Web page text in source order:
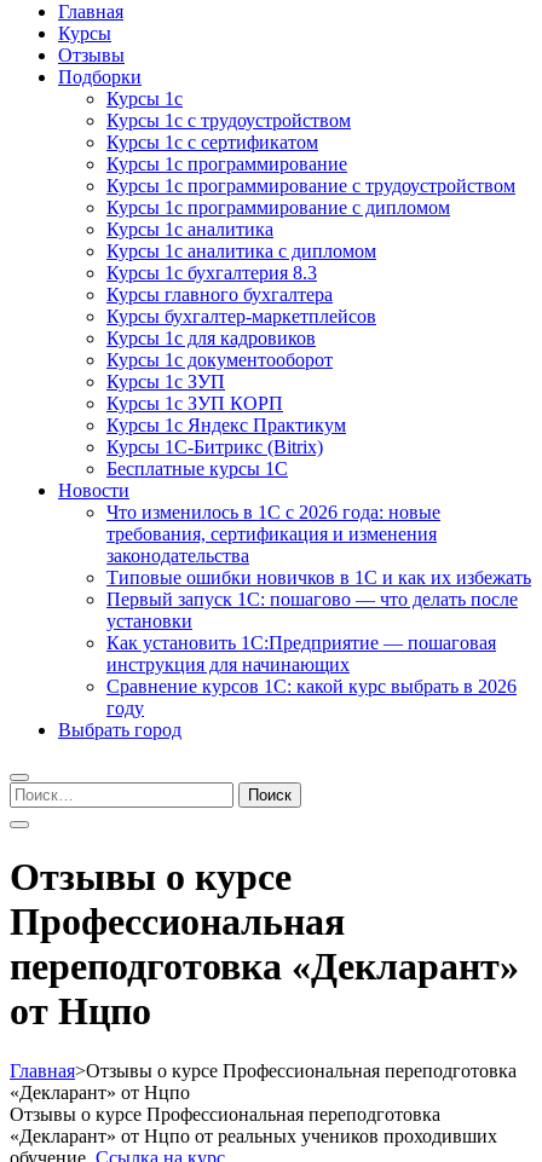
Курсы 1С
Курсы 1С официальная сертификация
Главная
Курсы
Отзывы
Подборки
Курсы 1с
Курсы 1с с трудоустройством
Курсы 1с с сертификатом
Курсы 1с программирование
Курсы 1с программирование с трудоустройством
Курсы 1с программирование с дипломом
Курсы 1с аналитика
Курсы 1с аналитика с дипломом
Курсы 1с бухгалтерия 8.3
Курсы главного бухгалтера
Курсы бухгалтер-маркетплейсов
Курсы 1с для кадровиков
Курсы 1с документооборот
Курсы 1с ЗУП
Курсы 1с ЗУП КОРП
Курсы 1с Яндекс Практикум
Курсы 1С-Битрикс (Bitrix)
Бесплатные курсы 1С
Новости
Что изменилось в 1С с 2026 года: новые
требования, сертификация и изменения
законодательства
Типовые ошибки новичков в 1С и как их избежать
Первый запуск 1С: пошагово — что делать после
установки
Как установить 1С:Предприятие — пошаговая
инструкция для начинающих
Сравнение курсов 1С: какой курс выбрать в 2026
году
Выбрать город
Найти:
Отзывы о курсе
Профессиональная
переподготовка «Декларант»
от Нцпо
Главная>Отзывы о курсе Профессиональная переподготовка
«Декларант» от Нцпо
Отзывы о курсе Профессиональная переподготовка
«Декларант» от Нцпо от реальных учеников проходивших
обучение. Ссылка на курс